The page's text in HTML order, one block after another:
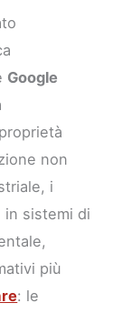
Google
non
i
sistemi di
più
: le